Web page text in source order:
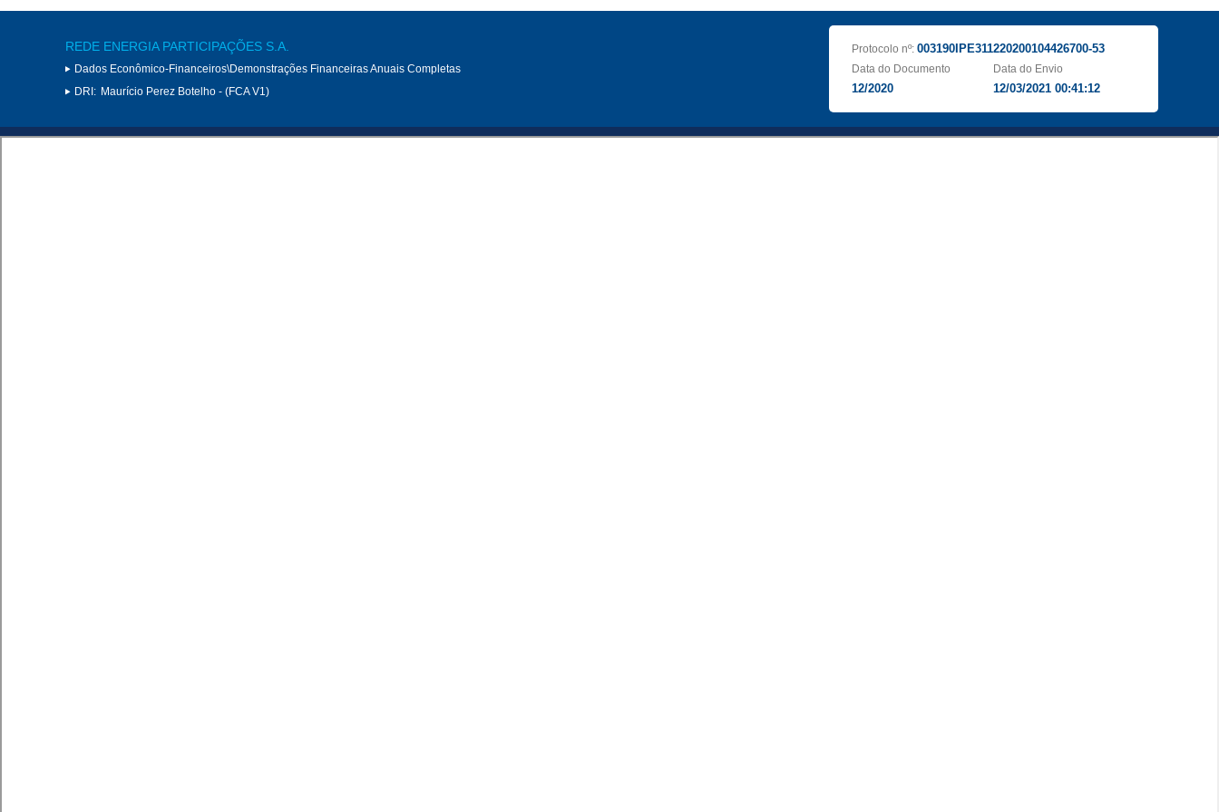
REDE ENERGIA PARTICIPAÇÕES S.A.
Dados Econômico-Financeiros\Demonstrações Financeiras Anuais Completas
DRI: Maurício Perez Botelho - (FCA V1)
Protocolo nº: 003190IPE311220200104426700-53
Data do Documento
12/2020
Data do Envio
12/03/2021 00:41:12